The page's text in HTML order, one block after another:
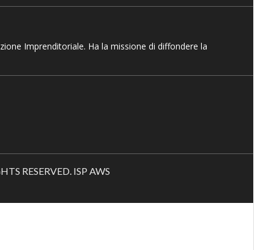
Imprenditoriale. Ha la missione di diffondere la
RESERVED. ISP AWS